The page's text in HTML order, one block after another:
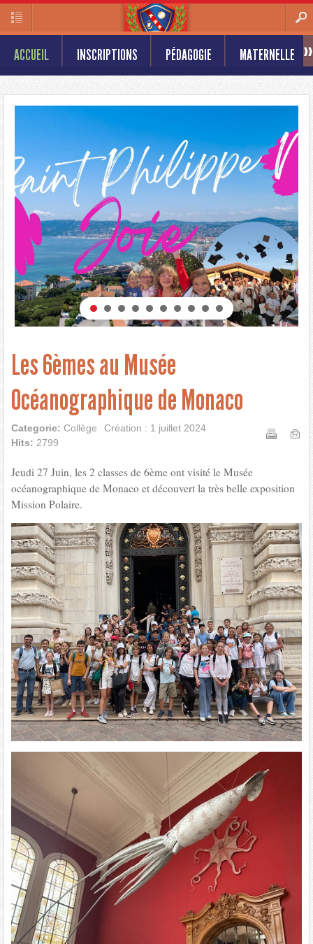
ACCUEIL INSCRIPTIONS PÉDAGOGIE MATERNELLE
Les 6èmes au Musée
Océanographique de Monaco
Categorie: Collège
Création : 1 juillet 2024
Hits: 2799
Jeudi 27 Juin, les 2 classes de 6ème ont visité le Musée
océanographique de Monaco et découvert la très belle exposition
Mission Polaire.